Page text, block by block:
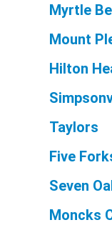
Myrtle
Mount
Hilton
Taylors
Five
Seven
Moncks